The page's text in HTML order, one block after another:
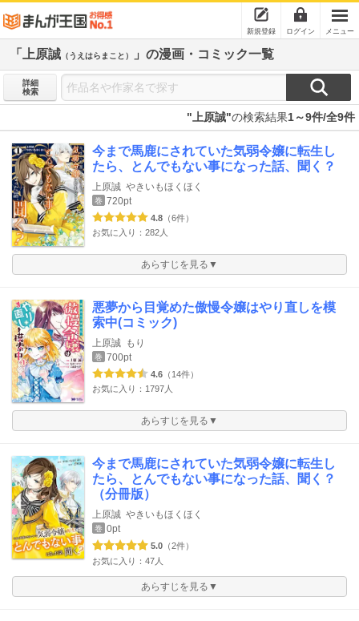
新規登録 ログイン メニュー
「上原誠 （うえはらまこと） 」の漫画・コミック一覧
詳細
検索
"上原誠"の検索結果1～9件/全9件
今まで馬鹿にされていた気弱令嬢に転生し
たら、とんでもない事になった話、聞く？
上原誠 やきいもほくほく
巻 720pt
4.8 （6件）
お気に入り：282人
あらすじを見る▼
悪夢から目覚めた傲慢令嬢はやり直しを模
索中(コミック)
上原誠 もり
巻 700pt
4.6 （14件）
お気に入り：1797人
あらすじを見る▼
今まで馬鹿にされていた気弱令嬢に転生し
たら、とんでもない事になった話、聞く？
（分冊版）
上原誠 やきいもほくほく
巻 0pt
5.0 （2件）
お気に入り：47人
あらすじを見る▼